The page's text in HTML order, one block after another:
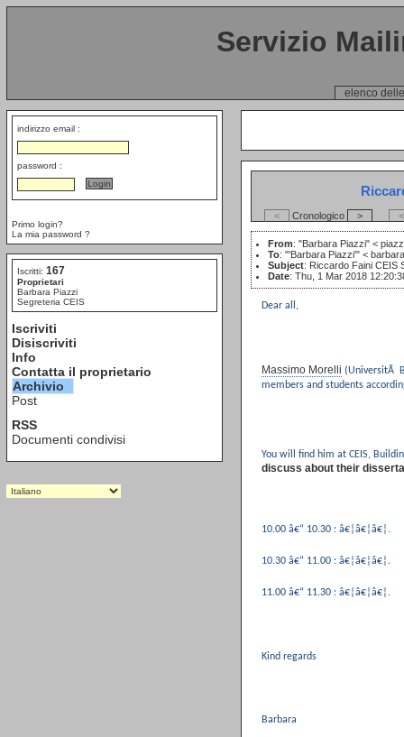
Servizio
elenco
indirizzo email :
password :
Primo login?
La mia password ?
Iscritti: 167
Proprietari
Barbara Piazzi
Segreteria CEIS
Iscriviti
Disiscriviti
Info
Contatta il proprietario
Archivio
Post
RSS
Documenti condivisi
< Cronologico > <
From: "Barbara Piazzi" <
To: "'Barbara Piazzi'" <
Subject: Riccardo Faini CEIS
Date: Thu, 1 Mar 2018
Dear all,
Massimo Morelli (UniversitÃ
members and students
You will find him at CEIS,
discuss about their
10.00 â€“ 10.30 : â€¦â€¦â€¦.
10.30 â€“ 11.00 : â€¦â€¦â€¦.
11.00 â€“ 11.30 : â€¦â€¦â€¦.
Kind regards
Barbara